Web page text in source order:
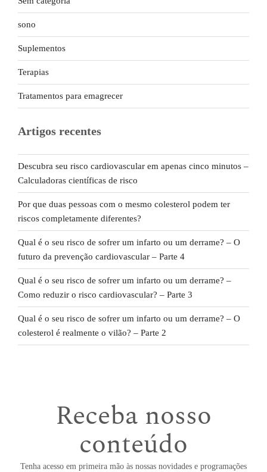
sono
Suplementos
Terapias
Tratamentos para emagrecer
Artigos recentes
Descubra seu risco cardiovascular em apenas cinco minutos –
Calculadoras científicas de risco
Por que duas pessoas com o mesmo colesterol podem ter
riscos completamente diferentes?
Qual é o seu risco de sofrer um infarto ou um derrame? – O
futuro da prevenção cardiovascular – Parte 4
Qual é o seu risco de sofrer um infarto ou um derrame? –
Como reduzir o risco cardiovascular? – Parte 3
Qual é o seu risco de sofrer um infarto ou um derrame? – O
colesterol é realmente o vilão? – Parte 2
Receba nosso
conteúdo
Tenha acesso em primeira mão às nossas novidades e programações